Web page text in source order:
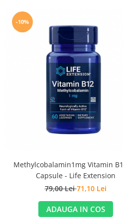
-10%
Methylcobalamin1mg Vitamin
Capsule - Life Extension
79,00 Lei71,10 Lei
ADAUGA IN COS